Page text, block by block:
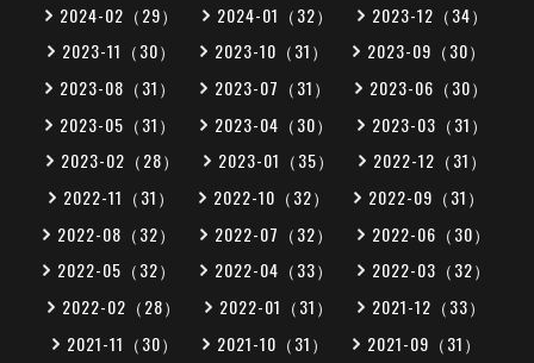
2024-02（29）
2024-01（32）
2023-12（34）
2023-11（30）
2023-10（31）
2023-09（30）
2023-08（31）
2023-07（31）
2023-06（30）
2023-05（31）
2023-04（30）
2023-03（31）
2023-02（28）
2023-01（35）
2022-12（31）
2022-11（31）
2022-10（32）
2022-09（31）
2022-08（32）
2022-07（32）
2022-06（30）
2022-05（32）
2022-04（33）
2022-03（32）
2022-02（28）
2022-01（31）
2021-12（33）
2021-11（30）
2021-10（31）
2021-09（31）